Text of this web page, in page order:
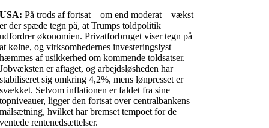
USA: På trods af fortsat – om end moderat – vækst
er der spæde tegn på, at Trumps toldpolitik
udfordrer økonomien. Privatforbruget viser tegn på
at kølne, og virksomhedernes investeringslyst
hæmmes af usikkerhed om kommende toldsatser.
Jobvæksten er aftaget, og arbejdsløsheden har
stabiliseret sig omkring 4,2%, mens lønpresset er
svækket. Selvom inflationen er faldet fra sine
topniveauer, ligger den fortsat over centralbankens
målsætning, hvilket har bremset tempoet for de
ventede rentenedsættelser.